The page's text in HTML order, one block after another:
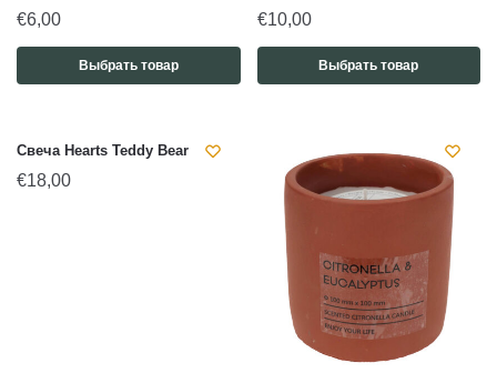
€6,00
Выбрать товар
€10,00
Выбрать товар
Свеча Hearts Teddy Bear
€18,00